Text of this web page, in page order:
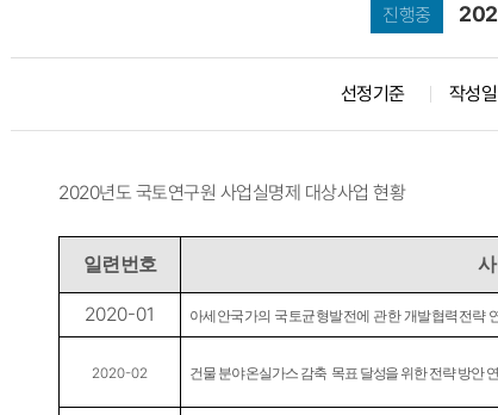
진행중
선정기준 작성일
2020년도 국토연구원 사업실명제 대상사업 현황
일련번호
2020-01 아세안국가의 국토균형발전에 관한 개발협력전략
2020-02 건물 분야 온실가스 감축 목표 달성을 위한 전략 방안